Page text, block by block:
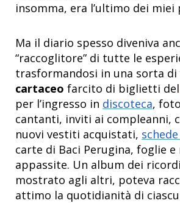
insomma, era l’ultimo dei miei
Ma il diario spesso diveniva
“raccoglitore” di tutte le
trasformandosi in una sorta di
cartaceo farcito di biglietti del
per l’ingresso in discoteca,
cantanti, inviti ai compleanni,
nuovi vestiti acquistati,
carte di Baci Perugina, foglie e
appassite. Un album dei
mostrato agli altri, poteva
attimo la quotidianità di